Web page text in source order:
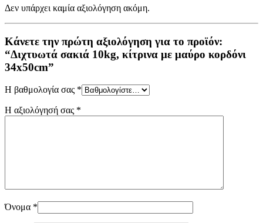
Δεν υπάρχει καμία αξιολόγηση ακόμη.
Κάνετε την πρώτη αξιολόγηση για το προϊόν:
“Διχτυωτά σακιά 10kg, κίτρινα με μαύρο κορδόνι
34x50cm”
Η βαθμολογία σας *
Η αξιολόγησή σας *
Όνομα *